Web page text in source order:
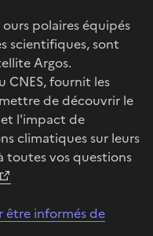
polaires équipés
scientifiques, sont
Argos.
fournit les
de découvrir le
l'impact de
climatiques sur leurs
toutes vos questions
être informés de